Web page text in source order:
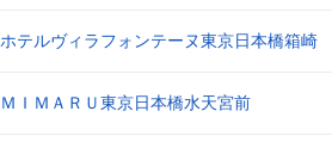
ホテルヴィラフォンテーヌ東京日本橋箱崎
ＭＩＭＡＲＵ東京日本橋水天宮前